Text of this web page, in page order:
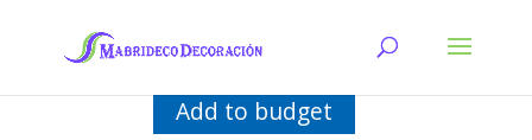
Add to budget